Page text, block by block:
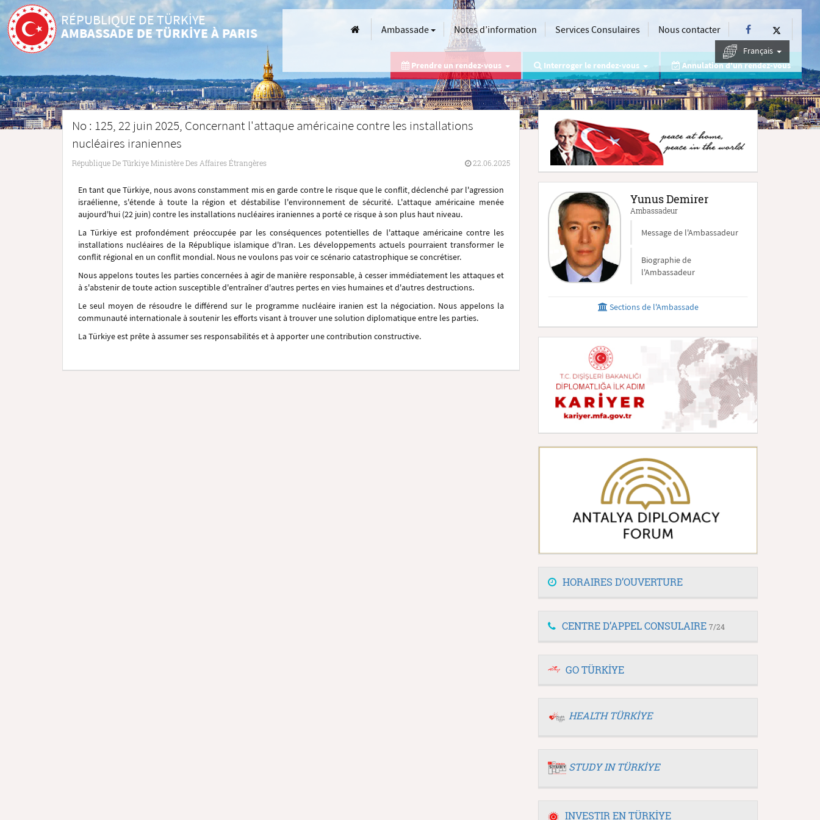
RÉPUBLIQUE DE TÜRKİYE
AMBASSADE DE TÜRKİYE À PARIS Ambassade Notes d’information Services Consulaires Nous contacter
Français
Prendre un rendez-vous
Interroger le rendez-vous Annulation d'un rendez-vous
No : 125, 22 juin 2025, Concernant l'attaque américaine contre les installations
nucléaires iraniennes
République De Türkiye Ministère Des Affaires Étrangères 22.06.2025
En tant que Türkiye, nous avons constamment mis en garde contre le risque que le conflit, déclenché par l'agression
israélienne, s'étende à toute la région et déstabilise l'environnement de sécurité. L'attaque américaine menée
aujourd'hui (22 juin) contre les installations nucléaires iraniennes a porté ce risque à son plus haut niveau.
La Türkiye est profondément préoccupée par les conséquences potentielles de l'attaque américaine contre les
installations nucléaires de la République islamique d'Iran. Les développements actuels pourraient transformer le
conflit régional en un conflit mondial. Nous ne voulons pas voir ce scénario catastrophique se concrétiser.
Nous appelons toutes les parties concernées à agir de manière responsable, à cesser immédiatement les attaques et
à s'abstenir de toute action susceptible d'entraîner d'autres pertes en vies humaines et d'autres destructions.
Le seul moyen de résoudre le différend sur le programme nucléaire iranien est la négociation. Nous appelons la
communauté internationale à soutenir les efforts visant à trouver une solution diplomatique entre les parties.
La Türkiye est prête à assumer ses responsabilités et à apporter une contribution constructive.
Yunus Demirer
Ambassadeur
Message de l'Ambassadeur
Biographie de
l'Ambassadeur
Sections de l'Ambassade
HORAIRES D’OUVERTURE
CENTRE D’APPEL CONSULAIRE 7/24
GO TÜRKİYE
HEALTH TÜRKİYE
STUDY IN TÜRKİYE
INVESTIR EN TÜRKİYE